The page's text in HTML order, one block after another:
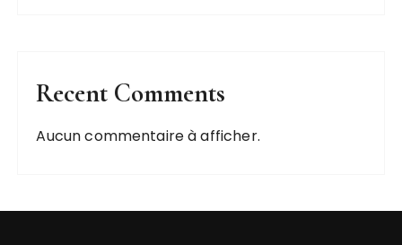
Recent Comments
Aucun commentaire à afficher.